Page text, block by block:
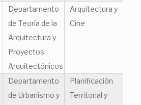
Departamento
de Teoría de la
Arquitectura y
Proyectos
Arquitectónicos
Arquitectura y
Cine
Departamento
de Urbanismo y
Planificación
Territorial y